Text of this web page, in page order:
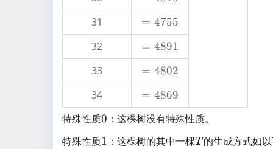
5
4
4
8
31
=
4
7
= 4755
32
=
4
8
= 4891
33
=
4
8
0
2
= 4802
34
=
4
8
6
= 4869
特殊性质0
0 ：这棵树没有特殊性质。
特殊性质1
1 ：这棵树的其中一棵T
T 的生成方式如以